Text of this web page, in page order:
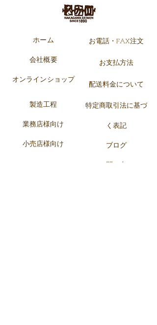
ホーム
会社概要
オンラインショップ
製造工程
業務店様向け
小売店様向け
お電話・FAX注文
お支払方法
配送料金について
特定商取引法に基づ
く表記
ブロ グ